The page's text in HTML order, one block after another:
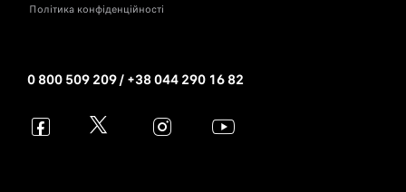
Політика конфіденційності
0 800 509 209 / +38 044 290 16 82